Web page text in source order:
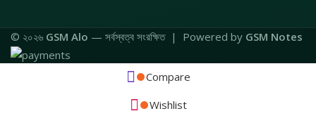
© ২০২৬ GSM Alo — সর্বস্বত্ব সংরক্ষিত | Powered by GSM Notes
Compare
Wishlist